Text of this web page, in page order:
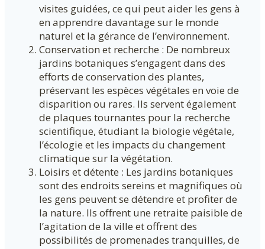
visites guidées, ce qui peut aider les gens à
en apprendre davantage sur le monde
naturel et la gérance de l’environnement.
Conservation et recherche : De nombreux
jardins botaniques s’engagent dans des
efforts de conservation des plantes,
préservant les espèces végétales en voie de
disparition ou rares. Ils servent également
de plaques tournantes pour la recherche
scientifique, étudiant la biologie végétale,
l’écologie et les impacts du changement
climatique sur la végétation.
Loisirs et détente : Les jardins botaniques
sont des endroits sereins et magnifiques où
les gens peuvent se détendre et profiter de
la nature. Ils offrent une retraite paisible de
l’agitation de la ville et offrent des
possibilités de promenades tranquilles, de